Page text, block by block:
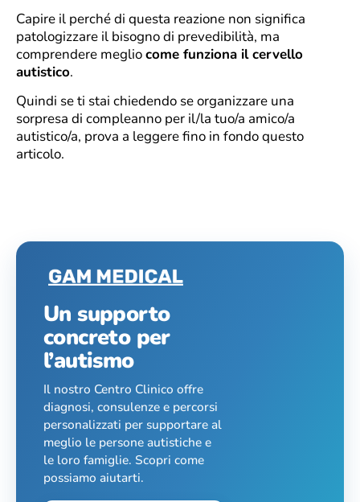
Capire il perché di questa reazione non significa
patologizzare il bisogno di prevedibilità, ma
comprendere megliocome funziona il cervello
autistico.
Quindi se ti stai chiedendo se organizzare una
sorpresa di compleanno per il/la tuo/a amico/a
autistico/a, prova a leggere fino in fondo questo
articolo.
Un supporto
concreto per
l’autismo
Il nostro Centro Clinico offre
diagnosi, consulenze e percorsi
personalizzati per supportare al
meglio le persone autistiche e
le loro famiglie. Scopri come
possiamo aiutarti.